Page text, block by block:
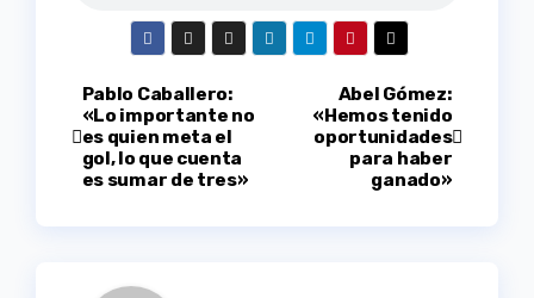
Navegación
de
Abel Gómez:
«Hemos tenido
oportunidades
para haber
ganado»
Pablo Caballero:
«Lo importante no
es quien meta el
gol, lo que cuenta
es sumar de tres»